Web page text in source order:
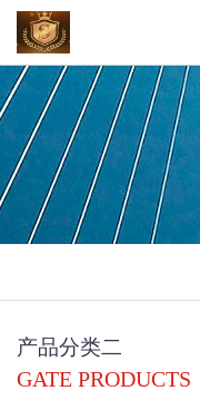
产品分类二
GATE PRODUCTS